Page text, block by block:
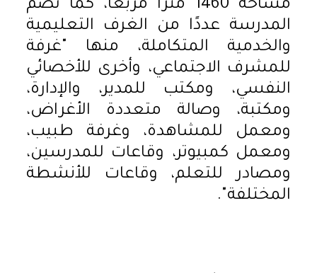
مساحة 1460 مترًا مربعًا، كما تضم
المدرسة عددًا من الغرف التعليمية
والخدمية المتكاملة، منها "غرفة
للمشرف الاجتماعي، وأخرى للأخصائي
النفسي، ومكتب للمدير، والإدارة،
ومكتبة، وصالة متعددة الأغراض،
ومعمل للمشاهدة، وغرفة طبيب،
ومعمل كمبيوتر، وقاعات للمدرسين،
ومصادر للتعلم، وقاعات للأنشطة
المختلفة".